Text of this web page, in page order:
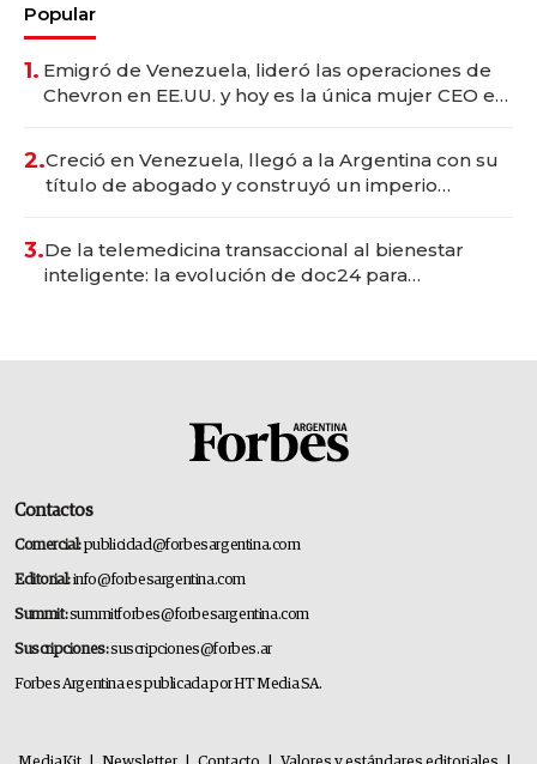
Popular
1. Emigró de Venezuela, lideró las operaciones de
Chevron en EE.UU. y hoy es la única mujer CEO en
2.Creció en Venezuela, llegó a la Argentina con su
título de abogado y construyó un imperio
3.De la telemedicina transaccional al bienestar
inteligente: la evolución de doc24 para
Contactos
Comercial:publicidad@forbesargentina.com
Editorial:info@forbesargentina.com
Summit:summitforbes@forbesargentina.com
Suscripciones:suscripciones@forbes.ar
Forbes Argentina es publicada por HT Media SA.